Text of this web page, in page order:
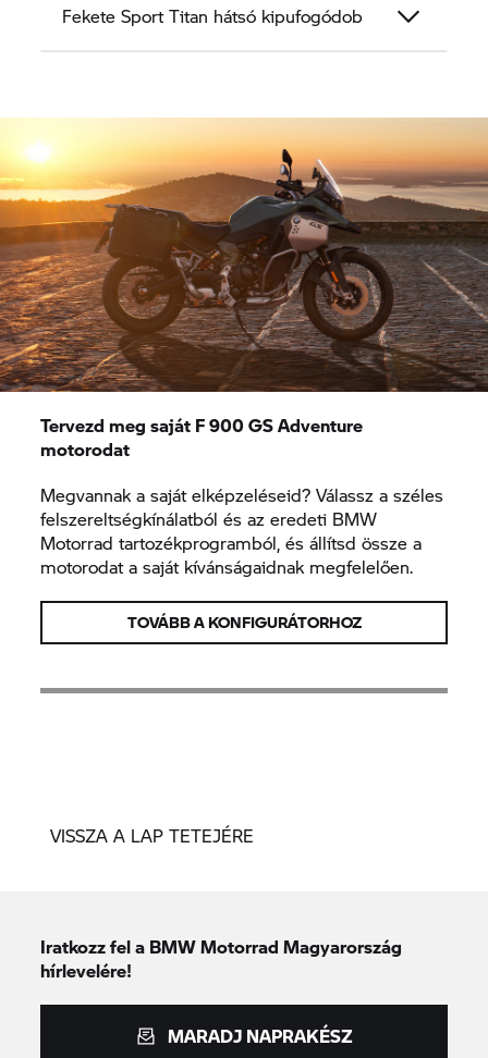
Fekete Sport Titan hátsó kipufogódob
Tervezd meg saját F 900 GS Adventure
motorodat
Megvannak a saját elképzeléseid? Válassz a széles
felszereltségkínálatból és az eredeti BMW
Motorrad tartozékprogramból, és állítsd össze a
motorodat a saját kívánságaidnak megfelelően.
TOVÁBB A KONFIGURÁTORHOZ
VISSZA A LAP TETEJÉRE
Iratkozz fel a BMW Motorrad Magyarország
hírlevelére!
MARADJ NAPRAKÉSZ